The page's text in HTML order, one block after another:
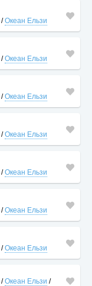
/Океан Ельзи
/Океан Ельзи
/Океан Ельзи
/Океан Ельзи
/Океан Ельзи
/Океан Ельзи
/Океан Ельзи
/Океан Ельзи /